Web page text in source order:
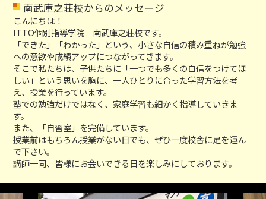
南武庫之荘校からのメッセージ
こんにちは！
ITTO個別指導学院 南武庫之荘校です。
「できた」「わかった」という、小さな自信の積み重ねが勉強
への意欲や成績アップにつながってきます。
そこで私たちは、子供たちに「一つでも多くの自信をつけてほ
しい」という思いを胸に、一人ひとりに合った学習方法を考
え、授業を行っています。
塾での勉強だけではなく、家庭学習も細かく指導していきま
す。
また、「自習室」を完備しています。
授業前はもちろん授業がない日でも、ぜひ一度校舎に足を運ん
で下さい。
講師一同、皆様にお会いできる日を楽しみにしております。